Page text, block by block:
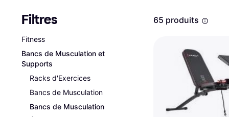
Klarna sur Apple Pay
Filtres
Fitness
Bancs de Musculation et
Supports
Racks d'Exercices
Bancs de Musculation
Bancs de Musculation
65 produits